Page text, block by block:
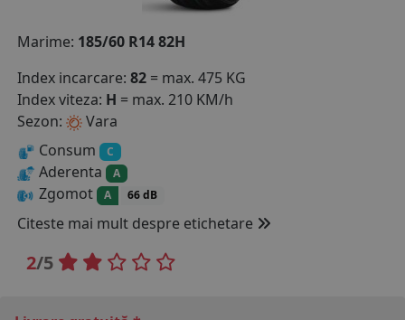
COS (0 PRODUSE
Marime: 185/60 R14 82H
Index incarcare: 82 = max. 475 KG
Index viteza: H = max. 210 KM/h
Sezon:
Vara
Consum
C
Aderenta A
Zgomot A 66 dB
Citeste mai mult despre etichetare
2/5